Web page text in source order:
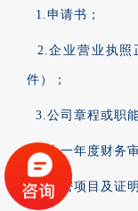
1.申请书；
2.企业营业执照
件）；
3.公司章程或职
4.上一年度财务
5.涉密项目及证明